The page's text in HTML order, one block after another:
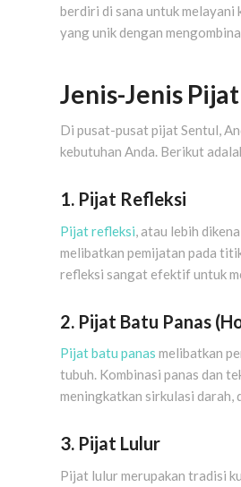
berdiri di sana untuk melayani
yang unik dengan
Jenis-Jenis
Di pusat-pusat pijat Sentul,
kebutuhan Anda. Berikut
1. Pijat Refleksi
Pijat refleksi , atau lebih
melibatkan pemijatan pada
refleksi sangat efektif untuk
2. Pijat Batu Panas
Pijat batu panas melibatkan
tubuh. Kombinasi panas dan
meningkatkan sirkulasi darah,
3. Pijat Lulur
Pijat lulur merupakan tradisi